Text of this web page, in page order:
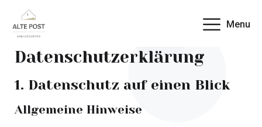
Menu
Datenschutz­erklärung
1. Datenschutz auf einen Blick
Allgemeine Hinweise